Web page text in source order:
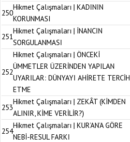
250
Hikmet Çalışmaları | KADININ
KORUNMASI
251
Hikmet Çalışmaları | İNANCIN
SORGULANMASI
252
Hikmet Çalışmaları | ÖNCEKİ
ÜMMETLER ÜZERİNDEN YAPILAN
UYARILAR: DÜNYAYI AHİRETE TERCİH
ETME
253
Hikmet Çalışmaları | ZEKÂT (KİMDEN
ALINIR, KİME VERİLİR?)
254
Hikmet Çalışmaları | KUR’AN’A GÖRE
NEBİ-RESUL FARKI